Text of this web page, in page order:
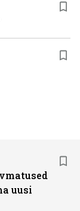
uusi